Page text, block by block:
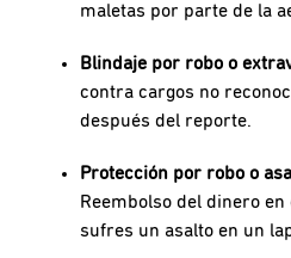
maletas por parte de la
Blindaje por robo o
contra cargos no
después del reporte.
Protección por robo o
Reembolso del dinero
sufres un asalto en un